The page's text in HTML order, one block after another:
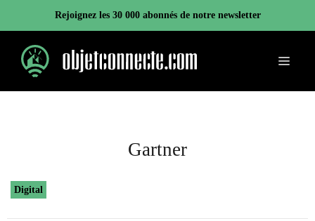
contenu
Rejoignez les 30 000 abonnés de notre newsletter
Menu
Gartner
Digital